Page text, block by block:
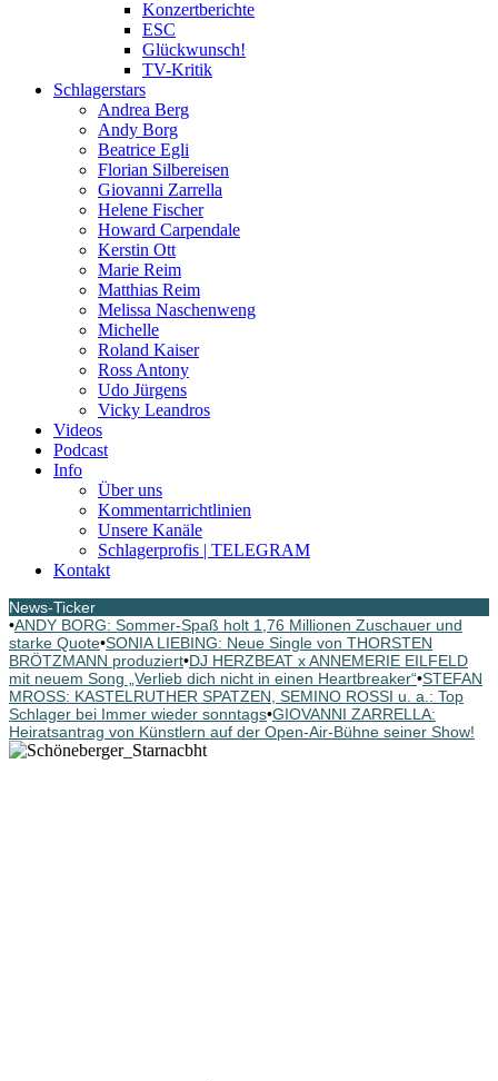
Konzertberichte
ESC
Glückwunsch!
TV-Kritik
Schlagerstars
Andrea Berg
Andy Borg
Beatrice Egli
Florian Silbereisen
Giovanni Zarrella
Helene Fischer
Howard Carpendale
Kerstin Ott
Marie Reim
Matthias Reim
Melissa Naschenweng
Michelle
Roland Kaiser
Ross Antony
Udo Jürgens
Vicky Leandros
Videos
Podcast
Info
Über uns
Kommentarrichtlinien
Unsere Kanäle
Schlagerprofis | TELEGRAM
Kontakt
News-Ticker
•ANDY BORG: Sommer-Spaß holt 1,76 Millionen Zuschauer und
starke Quote•SONIA LIEBING: Neue Single von THORSTEN
BRÖTZMANN produziert•DJ HERZBEAT x ANNEMERIE EILFELD
mit neuem Song „Verlieb dich nicht in einen Heartbreaker“•STEFAN
MROSS: KASTELRUTHER SPATZEN, SEMINO ROSSI u. a.: Top
Schlager bei Immer wieder sonntags•GIOVANNI ZARRELLA:
Heiratsantrag von Künstlern auf der Open-Air-Bühne seiner Show!